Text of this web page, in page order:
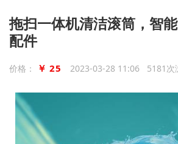
拖扫一体机清洁滚筒，智
配件
价格： ￥ 25 2023-03-28 11:06 5181次